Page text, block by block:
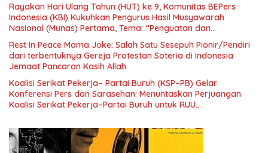
Rayakan Hari Ulang Tahun (HUT) ke 9, Komunitas BEPers
Indonesia (KBI) Kukuhkan Pengurus Hasil Musyawarah
Nasional (Munas) Pertama, Tema: “Penguatan dan
Pengembangan Organisasi KBI yang Berbasis Riset di seluruh
Indonesia dan Mancanegara”.
Rest In Peace Mama Joke: Salah Satu Sesepuh Pionir/Pendiri
dari terbentuknya Gereja Protestan Soteria di Indonesia
Jemaat Pancaran Kasih Allah.
Koalisi Serikat Pekerja– Partai Buruh (KSP–PB) Gelar
Konferensi Pers dan Sarasehan: Menuntaskan Perjuangan
Koalisi Serikat Pekerja–Partai Buruh untuk RUU